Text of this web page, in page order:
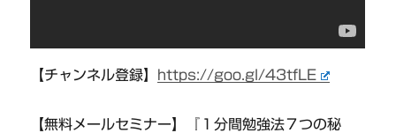
【チャンネル登録】 https://goo.gl/43tfLE
【無料メールセミナー】『１分間勉強法７つの秘